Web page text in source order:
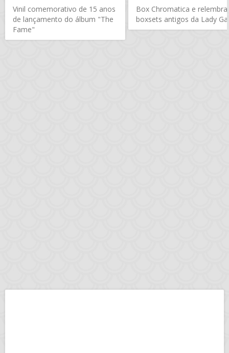
Vinil comemorativo de 15 anos
de lançamento do álbum "The
Fame"
Box Chromatica e
boxsets antigos da Lady